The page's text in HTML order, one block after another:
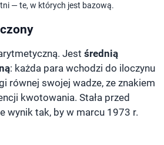
— te, w których jest bazową.
Jestśrednią
: każda para wchodzi do iloczynu
równej swojej wadze, ze znakiem
kwotowania. Stała przed
wynik tak, by w marcu 1973 r.